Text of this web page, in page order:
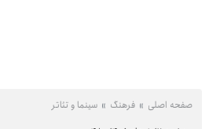
صفحه اصلی فرهنگ سینما و تئاتر